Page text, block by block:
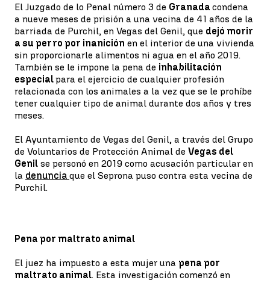
El Juzgado de lo Penal número 3 de Granada condena
a nueve meses de prisión a una vecina de 41 años de la
barriada de Purchil, en Vegas del Genil, que dejó morir
a su perro por inanición en el interior de una vivienda
sin proporcionarle alimentos ni agua en el año 2019.
También se le impone la pena de inhabilitación
especialpara el ejercicio de cualquier profesión
relacionada con los animales a la vez que se le prohíbe
tener cualquier tipo de animal durante dos años y tres
meses.
El Ayuntamiento de Vegas del Genil, a través del Grupo
de Voluntarios de Protección Animal de Vegas del
Genil se personó en 2019 como acusación particular en
la denuncia que el Seprona puso contra esta vecina de
Purchil.
Pena por maltrato animal
El juez ha impuesto a esta mujer una pena por
maltrato animal. Esta investigación comenzó en